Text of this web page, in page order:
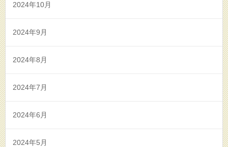
2024年10月
2024年9月
2024年8月
2024年7月
2024年6月
2024年5月